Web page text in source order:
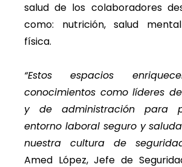
salud de los colaboradores
como: nutrición, salud
física.
“Estos espacios
conocimientos como líderes
y de administración para
entorno laboral seguro y
nuestra cultura de
Amed López, Jefe de